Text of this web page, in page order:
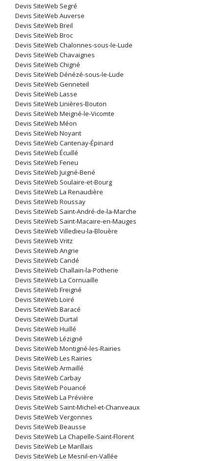
Devis SiteWeb Segré
Devis SiteWeb Auverse
Devis SiteWeb Breil
Devis SiteWeb Broc
Devis SiteWeb Chalonnes-sous-le-Lude
Devis SiteWeb Chavaignes
Devis SiteWeb Chigné
Devis SiteWeb Dénézé-sous-le-Lude
Devis SiteWeb Genneteil
Devis SiteWeb Lasse
Devis SiteWeb Linières-Bouton
Devis SiteWeb Meigné-le-Vicomte
Devis SiteWeb Méon
Devis SiteWeb Noyant
Devis SiteWeb Cantenay-Épinard
Devis SiteWeb Écuillé
Devis SiteWeb Feneu
Devis SiteWeb Juigné-Bené
Devis SiteWeb Soulaire-et-Bourg
Devis SiteWeb La Renaudière
Devis SiteWeb Roussay
Devis SiteWeb Saint-André-de-la-Marche
Devis SiteWeb Saint-Macaire-en-Mauges
Devis SiteWeb Villedieu-la-Blouère
Devis SiteWeb Vritz
Devis SiteWeb Angrie
Devis SiteWeb Candé
Devis SiteWeb Challain-la-Potherie
Devis SiteWeb La Cornuaille
Devis SiteWeb Freigné
Devis SiteWeb Loiré
Devis SiteWeb Baracé
Devis SiteWeb Durtal
Devis SiteWeb Huillé
Devis SiteWeb Lézigné
Devis SiteWeb Montigné-les-Rairies
Devis SiteWeb Les Rairies
Devis SiteWeb Armaillé
Devis SiteWeb Carbay
Devis SiteWeb Pouancé
Devis SiteWeb La Prévière
Devis SiteWeb Saint-Michel-et-Chanveaux
Devis SiteWeb Vergonnes
Devis SiteWeb Beausse
Devis SiteWeb La Chapelle-Saint-Florent
Devis SiteWeb Le Marillais
Devis SiteWeb Le Mesnil-en-Vallée